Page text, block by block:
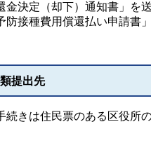
金決定（却下）通知書」を
防接種費用償還払い申請書
提出先
続きは住民票のある区役所